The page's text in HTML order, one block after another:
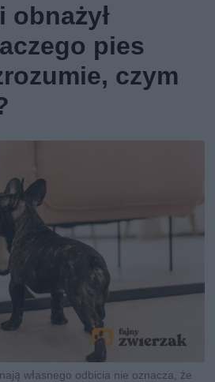
obnażył
pies
czym
własnego odbicia nie oznacza, że